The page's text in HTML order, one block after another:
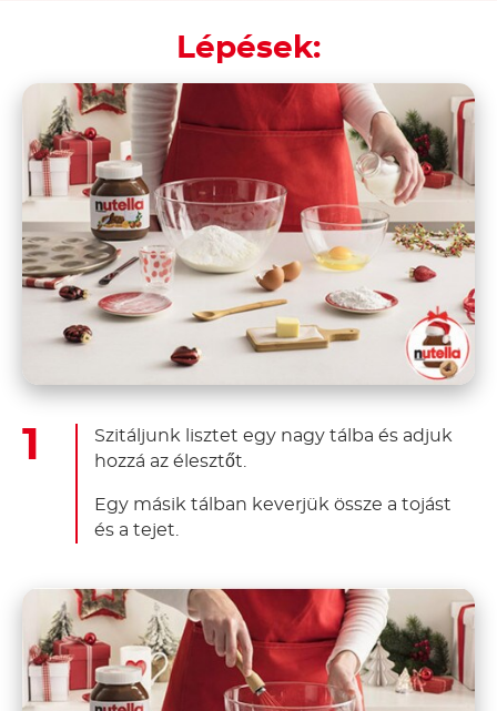
Lépések:
Szitáljunk lisztet egy nagy tálba és adjuk
hozzá az élesztőt.
Egy másik tálban keverjük össze a tojást
és a tejet.